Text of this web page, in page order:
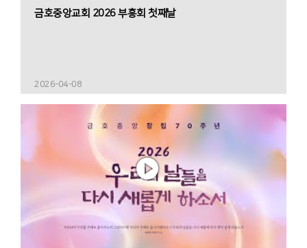
금호중앙교회 2026 부흥회 첫째날
2026-04-08